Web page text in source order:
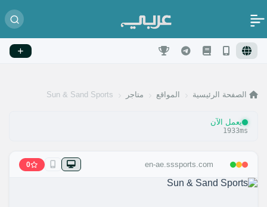
الصفحة الرئيسية المواقع متاجر Sun & Sand Sports
يعمل الآن
1933ms
en-ae.sssports.com
0